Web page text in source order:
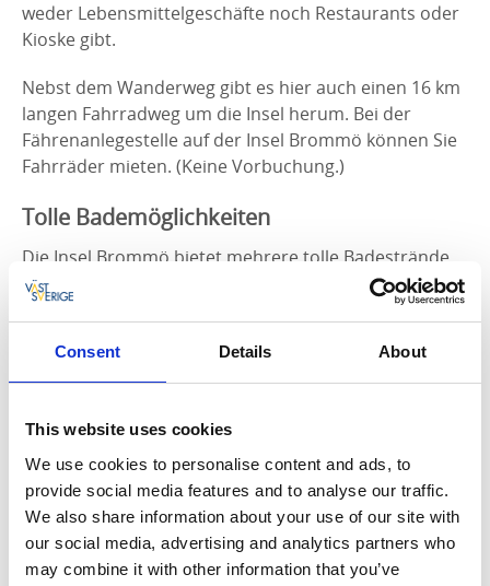
Consent Details About
This website uses cookies
We use cookies to personalise content and ads, to
provide social media features and to analyse our traffic.
We also share information about your use of our site with
our social media, advertising and analytics partners who
may combine it with other information that you’ve
weder Lebensmittelgeschäfte noch Restaurants oder
Kioske gibt.
Nebst dem Wanderweg gibt es hier auch einen 16 km
langen Fahrradweg um die Insel herum. Bei der
Fährenanlegestelle auf der Insel Brommö können Sie
Fahrräder mieten. (Keine Vorbuchung.)
Tolle Bademöglichkeiten
Die Insel Brommö bietet mehrere tolle Badestrände.
Hier gibt es Klippen, Sanddünen, klarblaues Wasser
und seichte, für kleine Kinder geeignete Sandstrände.
liegen auf der Nordseite der Insel und bieten hohe
Sanddünen sowie auch Klippenbad. Ab Rukehamn
waten, wo es ebenfalls herrliche Bademöglichkeiten
gibt. Im Süden der Insel Brommö, bei Knipekulten,
liegt Sandvik mit einem Badeplatz.
Details zum Weg